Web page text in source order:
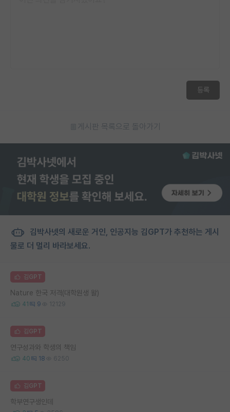
등록
게시판 목록으로 돌아가기
김박사넷의 새로운 거인, 인공지능 김GPT가 추천하는 게시
물로 더 멀리 바라보세요.
김GPT
Nature 한국 저격(대학원생 왈)
41 9 12129
김GPT
연구성과와 학생의 책임
40 18 6250
김GPT
학부연구생인데